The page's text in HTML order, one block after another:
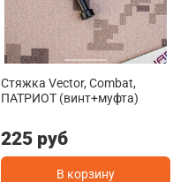
Стяжка Vector, Combat,
ПАТРИОТ (винт+муфта)
225 руб
В корзину